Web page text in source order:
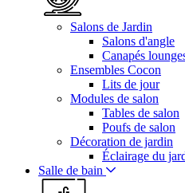
Salons de Jardin
Salons d'angle
Canapés
Ensembles Cocon
Lits de jour
Modules de salon
Tables de salon
Poufs de salon
Décoration de jardin
Éclairage du
Salle de bain